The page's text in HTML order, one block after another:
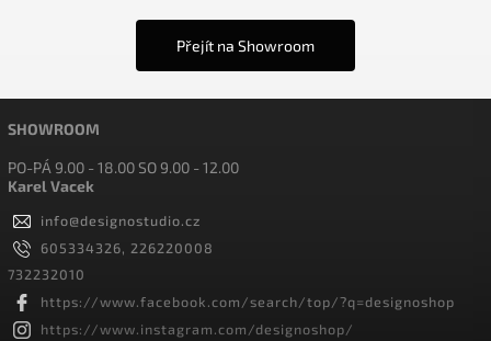
Přejít na Showroom
SHOWROOM
PO-PÁ 9.00 - 18.00 SO 9.00 - 12.00
Karel Vacek
info@designostudio.cz
605334326, 226220008
732232010
https://www.facebook.com/search/top/?q=designoshop
https://www.instagram.com/designoshop/